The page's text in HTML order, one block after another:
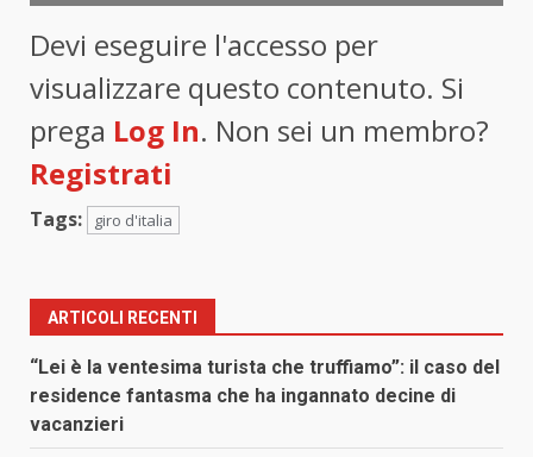
Devi eseguire l'accesso per
visualizzare questo contenuto. Si
prega Log In. Non sei un membro?
Registrati
Tags: giro d'italia
ARTICOLI RECENTI
“Lei è la ventesima turista che truffiamo”: il caso del
residence fantasma che ha ingannato decine di
vacanzieri